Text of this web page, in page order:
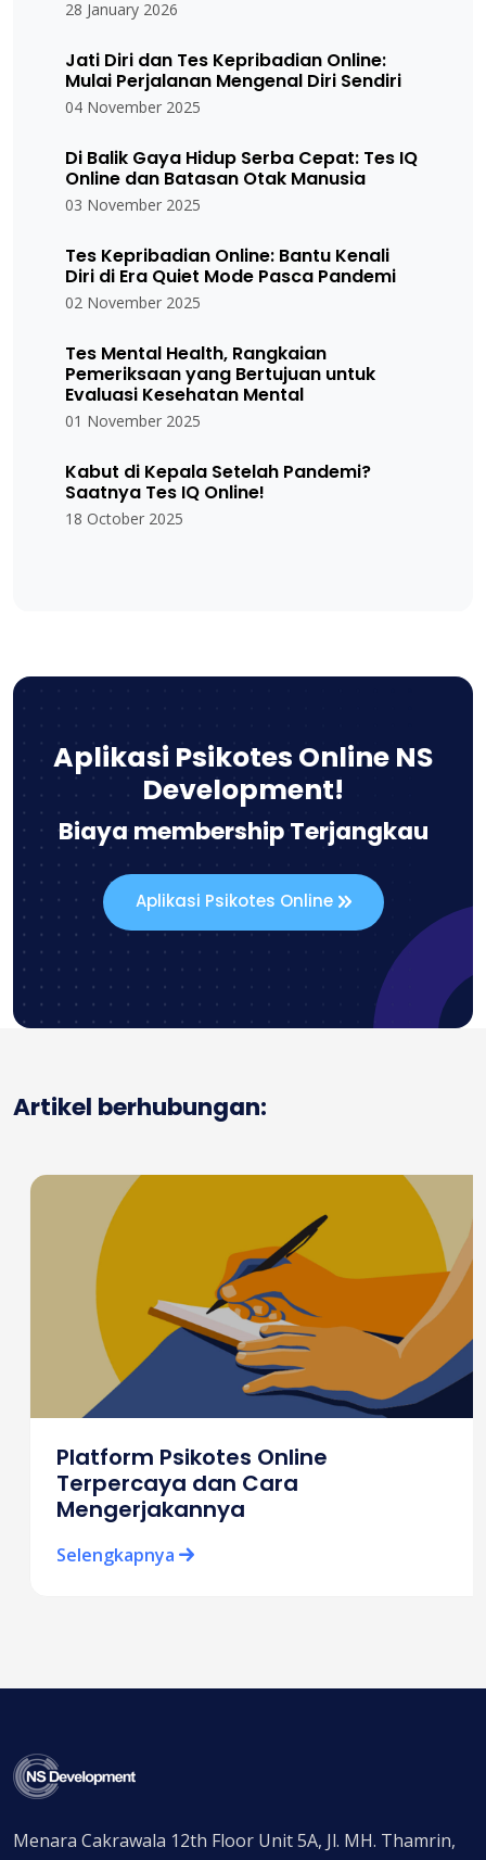
28 January 2026
Jati Diri dan Tes Kepribadian Online:
Mulai Perjalanan Mengenal Diri Sendiri
04 November 2025
Di Balik Gaya Hidup Serba Cepat: Tes IQ
Online dan Batasan Otak Manusia
03 November 2025
Tes Kepribadian Online: Bantu Kenali
Diri di Era Quiet Mode Pasca Pandemi
02 November 2025
Tes Mental Health, Rangkaian
Pemeriksaan yang Bertujuan untuk
Evaluasi Kesehatan Mental
01 November 2025
Kabut di Kepala Setelah Pandemi?
Saatnya Tes IQ Online!
18 October 2025
Aplikasi Psikotes Online NS
Development!
Biaya membership Terjangkau
Aplikasi Psikotes Online
Artikel berhubungan:
Platform Psikotes Online
Terpercaya dan Cara
Mengerjakannya
Selengkapnya
Menara Cakrawala 12th Floor Unit 5A, Jl. MH. Thamrin,